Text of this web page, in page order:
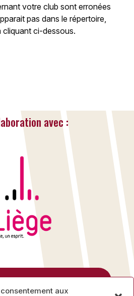
aux
votre club sont erronées
pas dans le répertoire,
ci-dessous.
avec :